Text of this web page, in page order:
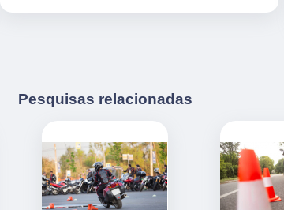
Pesquisas relacionadas